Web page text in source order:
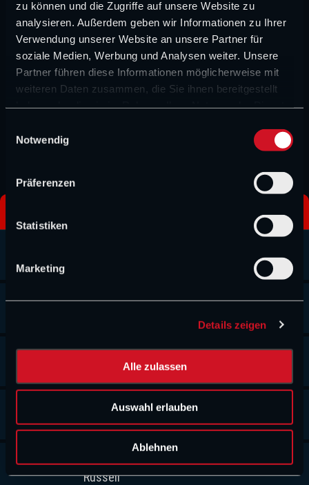
zu können und die Zugriffe auf unsere Website zu
analysieren. Außerdem geben wir Informationen zu Ihrer
Verwendung unserer Website an unsere Partner für
soziale Medien, Werbung und Analysen weiter. Unsere
Partner führen diese Informationen möglicherweise mit
weiteren Daten zusammen, die Sie ihnen bereitgestellt
i
Notwendig
Präferenzen
Statistiken
Marketing
Details zeigen
Alle zulassen
Auswahl erlauben
Ablehnen
muss sitzen.
Kimi Antonelli holt sich die provisorische Pole, doch
Hamilton hat noch die letzte Kurve vor sich. Und er
schafft es! Lewis Hamilton holt sich die Pole Position für
ZEIT
2
Kimi
Mercedes +0.011
Max
Verstappen
Red Bull +0.321
Charles
Leclerc
Ferrari
Russell